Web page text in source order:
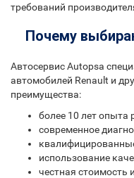
требований
Почему
Автосервис Autopsa
автомобилей Renault и
преимущества:
более 10 лет опыта
современное
использование
честная стоимость